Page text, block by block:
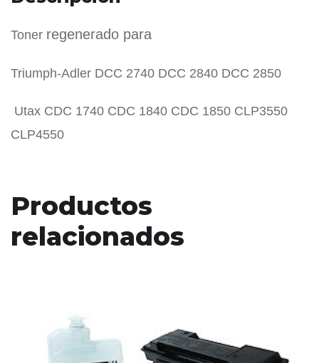
Toner regenerado para
Triumph-Adler DCC 2740 DCC 2840 DCC 2850
Utax CDC 1740 CDC 1840 CDC 1850 CLP3550
CLP4550
Productos
relacionados